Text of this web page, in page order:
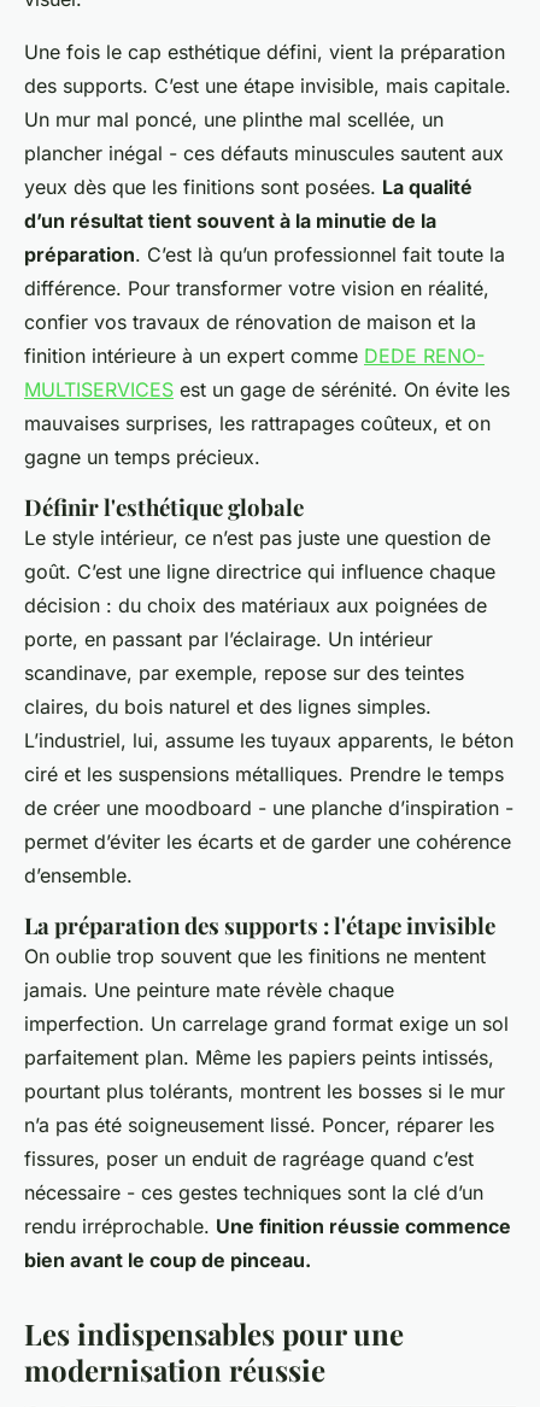
Une fois le cap esthétique défini, vient la préparation
des supports. C’est une étape invisible, mais capitale.
Un mur mal poncé, une plinthe mal scellée, un
plancher inégal - ces défauts minuscules sautent aux
yeux dès que les finitions sont posées. La qualité
d’un résultat tient souvent à la minutie de la
préparation. C’est là qu’un professionnel fait toute la
différence. Pour transformer votre vision en réalité,
confier vos travaux de rénovation de maison et la
finition intérieure à un expert comme DEDE RENO-
MULTISERVICES est un gage de sérénité. On évite les
mauvaises surprises, les rattrapages coûteux, et on
gagne un temps précieux.
Définir l'esthétique globale
Le style intérieur, ce n’est pas juste une question de
goût. C’est une ligne directrice qui influence chaque
décision : du choix des matériaux aux poignées de
porte, en passant par l’éclairage. Un intérieur
scandinave, par exemple, repose sur des teintes
claires, du bois naturel et des lignes simples.
L’industriel, lui, assume les tuyaux apparents, le béton
ciré et les suspensions métalliques. Prendre le temps
de créer une moodboard - une planche d’inspiration -
permet d’éviter les écarts et de garder une cohérence
d’ensemble.
La préparation des supports : l'étape invisible
On oublie trop souvent que les finitions ne mentent
jamais. Une peinture mate révèle chaque
imperfection. Un carrelage grand format exige un sol
parfaitement plan. Même les papiers peints intissés,
pourtant plus tolérants, montrent les bosses si le mur
n’a pas été soigneusement lissé. Poncer, réparer les
fissures, poser un enduit de ragréage quand c’est
nécessaire - ces gestes techniques sont la clé d’un
rendu irréprochable. Une finition réussie commence
bien avant le coup de pinceau.
Les indispensables pour une
modernisation réussie